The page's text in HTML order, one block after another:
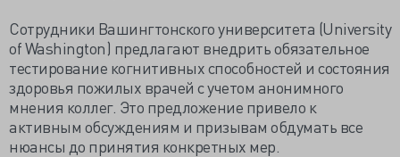
Сотрудники Вашингтонского университета (University
of Washington) предлагают внедрить обязательное
тестирование когнитивных способностей и состояния
здоровья пожилых врачей с учетом анонимного
мнения коллег. Это предложение привело к
активным обсуждениям и призывам обдумать все
нюансы до принятия конкретных мер.